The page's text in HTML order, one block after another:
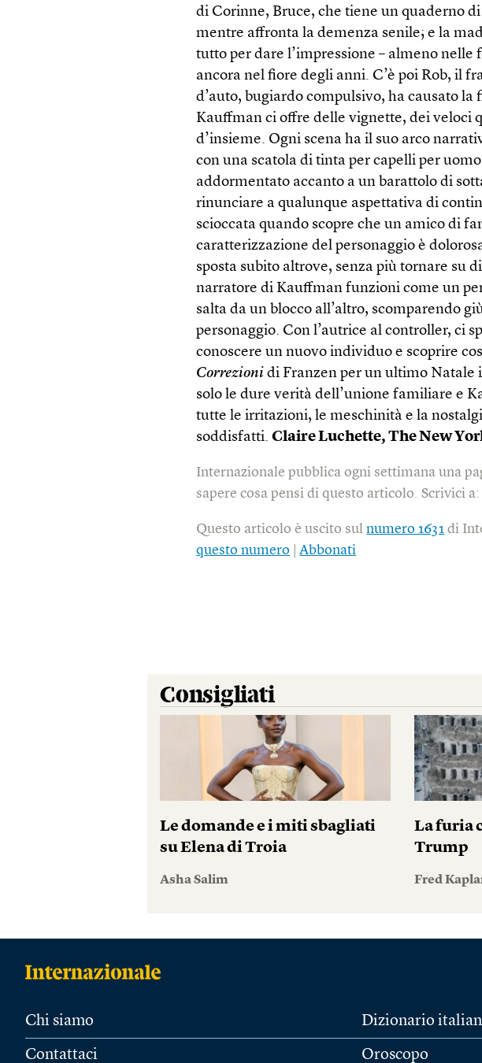
di Corinne, Bruce, che tiene un quaderno
mentre affronta la demenza senile; e la
tutto per dare l’impressione – almeno nelle
ancora nel fiore degli anni. C’è poi Rob, il
d’auto, bugiardo compulsivo, ha causato
Kauffman ci offre delle vignette, dei veloci
d’insieme. Ogni scena ha il suo arco
con una scatola di tinta per capelli per
addormentato accanto a un barattolo di
rinunciare a qualunque aspettativa di
scioccata quando scopre che un amico di
caratterizzazione del personaggio è
sposta subito altrove, senza più tornare su
narratore di Kauffman funzioni come un
salta da un blocco all’altro, scomparendo
personaggio. Con l’autrice al controller, ci
conoscere un nuovo individuo e scoprire
Correzioni di Franzen per un ultimo Natale
solo le dure verità dell’unione familiare e
tutte le irritazioni, le meschinità e la
soddisfatti.Claire Luchette, The New
Internazionale pubblica ogni settimana una
sapere cosa pensi di questo articolo. Scrivici
Questo articolo è uscito sulnumero 1631 di
questo numero |Abbonati
Consigliati
Le domande e i miti sbagliati
su Elena di Troia
Asha Salim
La furia
Trump
Fred
Chi siamo
Contattaci
Dizionario
Oroscopo